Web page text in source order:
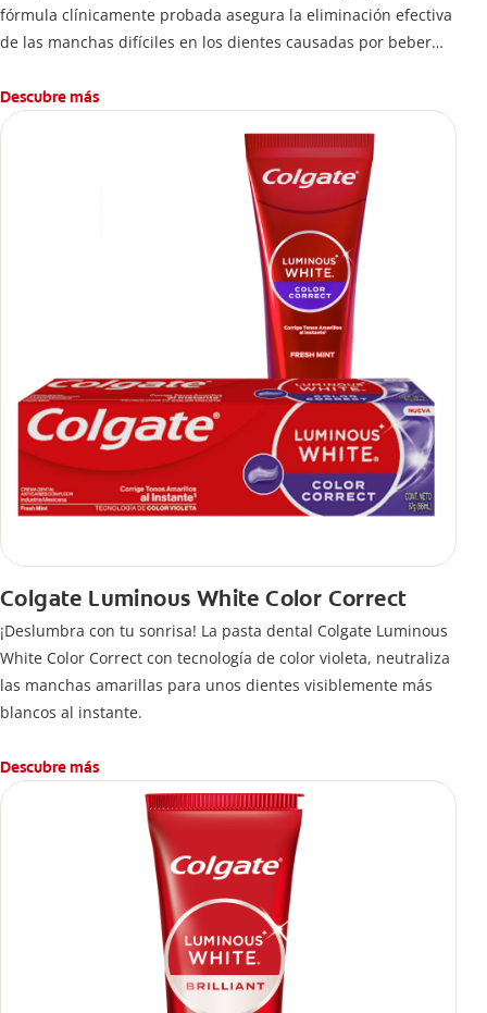
fórmula clínicamente probada asegura la eliminación efectiva
de las manchas difíciles en los dientes causadas por beber
Descubre más
Colgate Luminous White Color Correct
¡Deslumbra con tu sonrisa! La pasta dental Colgate Luminous
White Color Correct con tecnología de color violeta, neutraliza
las manchas amarillas para unos dientes visiblemente más
blancos al instante.
Descubre más